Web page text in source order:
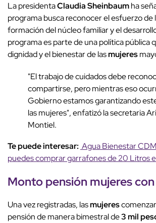
La presidentaClaudia Sheinbaumha
programa busca reconocer el esfuerzo de
formación del núcleo familiar y el
programa es parte de una política pública
dignidad y el bienestar de lasmujeres
"El trabajo de cuidados debe
compartirse, pero mientras eso
Gobierno estamos garantizando
las mujeres", enfatizó la secretaria
Montiel.
Te puede interesar: Agua Bienestar
puedes comprar garrafones de 20 Litros
Monto pensión mujeres
Una vez registradas, lasmujeres
pensión de manera bimestral de3 mil